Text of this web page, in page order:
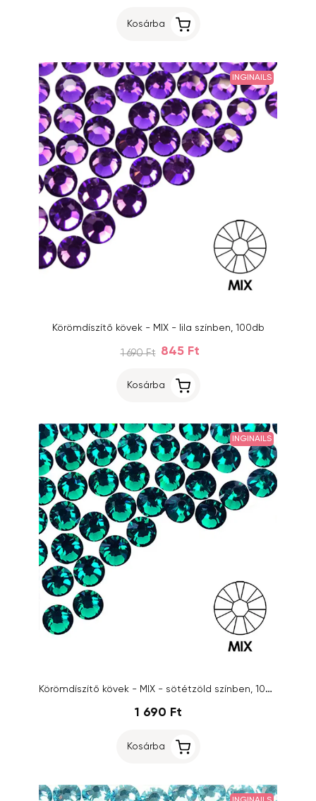
Kosárba
INGINAILS
Körömdíszítő kövek - MIX - lila színben, 100db
1 690 Ft 845 Ft
Kosárba
INGINAILS
Körömdíszítő kövek - MIX - sötétzöld színben, 100db
1 690 Ft
Kosárba